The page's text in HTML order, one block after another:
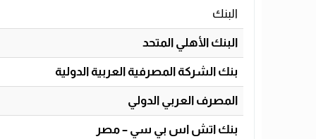
البنك
البنك الأهلي المتحد
بنك الشركة المصرفية العربية الدولية
المصرف العربي الدولي
بنك اتش اس بي سي – مصر